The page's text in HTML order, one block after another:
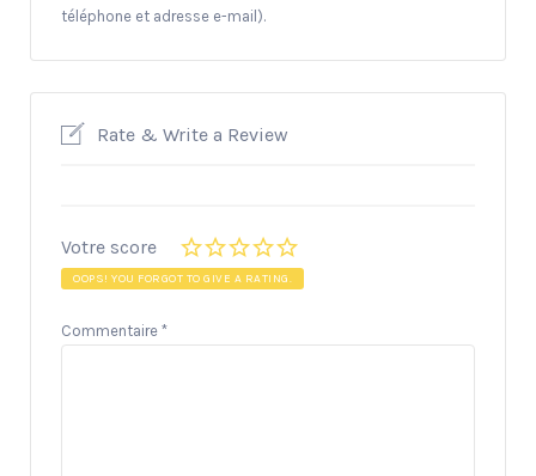
téléphone et adresse e-mail).
Rate & Write a Review
Votre score
OOPS! YOU FORGOT TO GIVE A RATING.
Commentaire *